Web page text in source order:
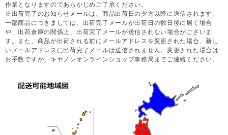
作業となりますのであらかじめご了承ください。
※出荷完了のお知らせメールは、商品出荷日の夕方以降に送信されます。
一部商品につきましては、出荷完了メールが出荷日の数日後に届く場合
や、出荷倉庫の関係上、出荷完了メールが送信されない場合がございま
す。また、商品が出荷される前にメールアドレスを変更された場合、新し
いメールアドレスに出荷完了メールは送信されません。変更された場合は
お手数ですが、キヤノンオンラインショップ事務局までご連絡ください。